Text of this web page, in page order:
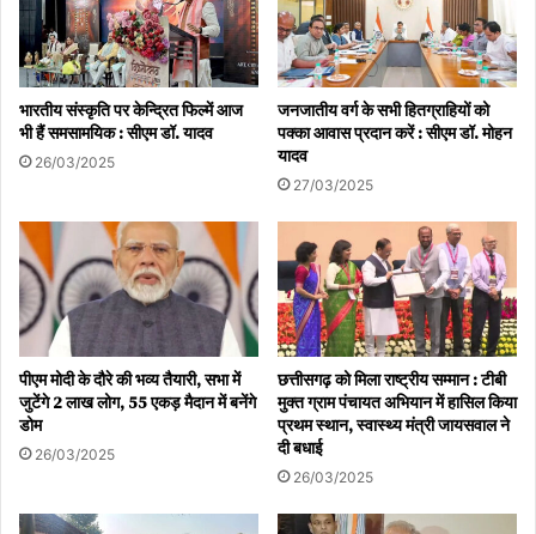
भारतीय संस्कृति पर केन्द्रित फिल्में आज
भी हैं समसामयिक : सीएम डॉ. यादव
26/03/2025
जनजातीय वर्ग के सभी हितग्राहियों को
पक्का आवास प्रदान करें : सीएम डॉ. मोहन
यादव
27/03/2025
पीएम मोदी के दौरे की भव्य तैयारी, सभा में
जुटेंगे 2 लाख लोग, 55 एकड़ मैदान में बनेंगे
डोम
26/03/2025
छत्तीसगढ़ को मिला राष्ट्रीय सम्मान : टीबी
मुक्त ग्राम पंचायत अभियान में हासिल किया
प्रथम स्थान, स्वास्थ्य मंत्री जायसवाल ने
दी बधाई
26/03/2025